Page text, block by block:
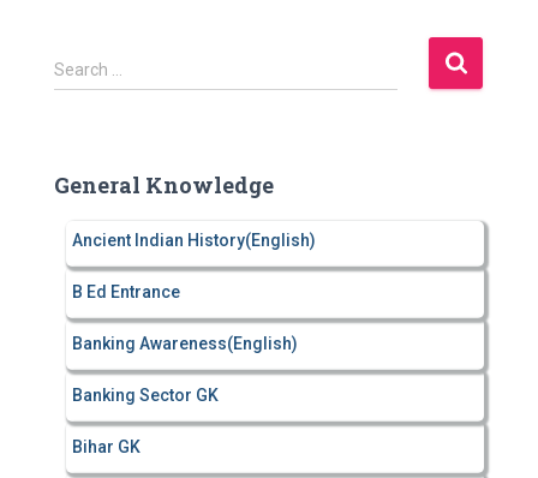
S
e
h
Search …
General Knowledge
Ancient Indian History(English)
B Ed Entrance
Banking Awareness(English)
Banking Sector GK
Bihar GK